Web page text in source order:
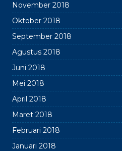
November 2018
Oktober 2018
September 2018
Agustus 2018
Juni 2018
Mei 2018
April 2018
Maret 2018
Februari 2018
Januari 2018